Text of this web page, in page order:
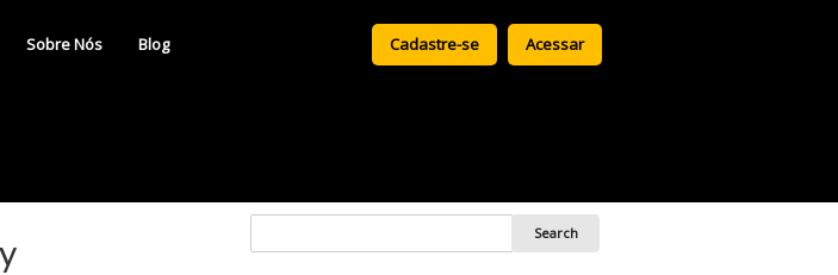
Cadastre-se Acessar
Sobre Nós Blog